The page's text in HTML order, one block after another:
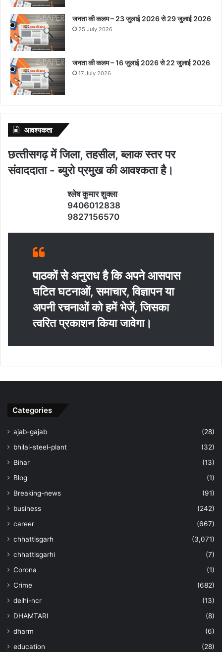
जनता की कलम – 23 जुलाई 2026 से 29 जुलाई 2026
25 July 2026
जनता की कलम – 16 जुलाई 2026 से 22 जुलाई 2026
17 July 2026
आवश्‍यकता
छत्‍तीसगढ़ में जिला, तहसील, ब्‍लाक स्‍तर पर
संवाददाता - ब्‍युरो प्रमुख की आवश्‍कता है।
श्‍लेष कुमार शुक्‍ला
9406012838
9827156570
पाठकों से अनुराध है कि अपने आसपास
घटित घटनाओं, समाचार, विज्ञापन या
अपनी रचनाओं को हमें भेजें, जिसका
त्‍वरित प्रकाशन किया जावेगा।
Categories
ajab-gajab
(28)
bhilai-steel-plant
(32)
Bihar
(13)
Blog
(1)
Breaking-news
(91)
business
(242)
career
(667)
chhattisgarh
(3,071)
chhattisgarhi
(7)
Corona
(1)
Crime
(682)
delhi-ncr
(13)
DHAMTARI
(8)
dharm
(6)
education
(28)